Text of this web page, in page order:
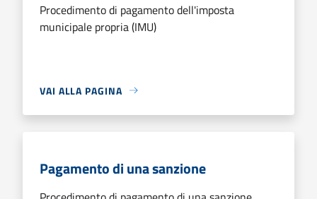
Procedimento di pagamento dell'imposta
municipale propria (IMU)
VAI ALLA PAGINA
Pagamento di una sanzione